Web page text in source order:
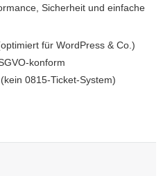
Sicherheit und einfache
für WordPress & Co.)
konform
0815-Ticket-System)